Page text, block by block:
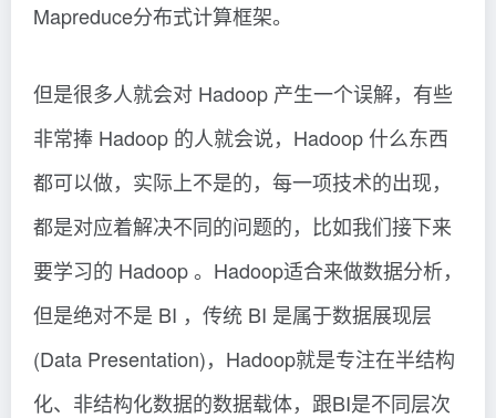
Mapreduce分布式计算框架。
但是很多人就会对 Hadoop 产生一个误解，有些
非常捧 Hadoop 的人就会说，Hadoop 什么东西
都可以做，实际上不是的，每一项技术的出现，
都是对应着解决不同的问题的，比如我们接下来
要学习的 Hadoop 。Hadoop适合来做数据分析，
但是绝对不是 BI ，传统 BI 是属于数据展现层
(Data Presentation)，Hadoop就是专注在半结构
化、非结构化数据的数据载体，跟BI是不同层次